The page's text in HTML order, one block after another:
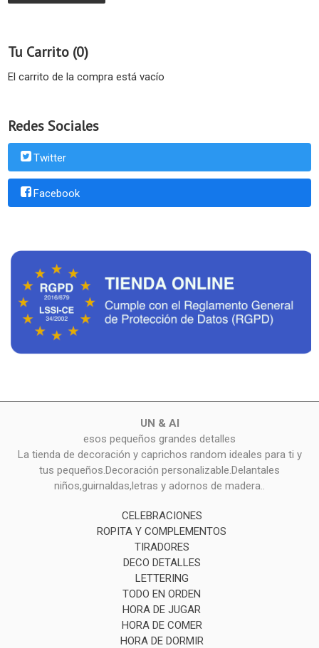
Tu Carrito (0)
El carrito de la compra está vacío
Redes Sociales
Twitter
Facebook
UN & AI
esos pequeños grandes detalles
La tienda de decoración y caprichos random ideales para ti y
tus pequeños.Decoración personalizable.Delantales
niños,guirnaldas,letras y adornos de madera..
CELEBRACIONES
ROPITA Y COMPLEMENTOS
TIRADORES
DECO DETALLES
LETTERING
TODO EN ORDEN
HORA DE JUGAR
HORA DE COMER
HORA DE DORMIR